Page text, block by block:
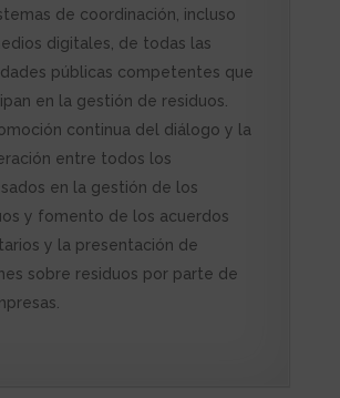
de coordinación, incluso
digitales, de todas las
públicas competentes que
en la gestión de residuos.
continua del diálogo y la
entre todos los
en la gestión de los
y fomento de los acuerdos
y la presentación de
sobre residuos por parte de